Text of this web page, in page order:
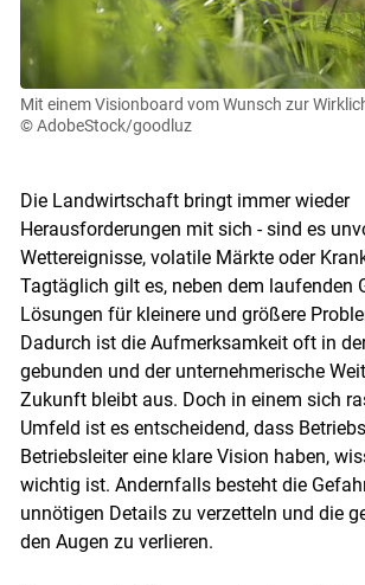
Mit einem Visionboard vom Wunsch zur
© AdobeStock/goodluz
Die Landwirtschaft bringt immer wieder
Herausforderungen mit sich - sind es
Wettereignisse, volatile Märkte oder
Tagtäglich gilt es, neben dem laufenden
Lösungen für kleinere und größere
Dadurch ist die Aufmerksamkeit oft in
gebunden und der unternehmerische
Zukunft bleibt aus. Doch in einem sich
Umfeld ist es entscheidend, dass
Betriebsleiter eine klare Vision haben,
wichtig ist. Andernfalls besteht die
unnötigen Details zu verzetteln und die
den Augen zu verlieren.